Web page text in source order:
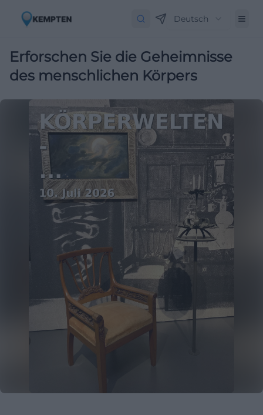
Deutsch
Erforschen Sie die Geheimnisse
des menschlichen Körpers